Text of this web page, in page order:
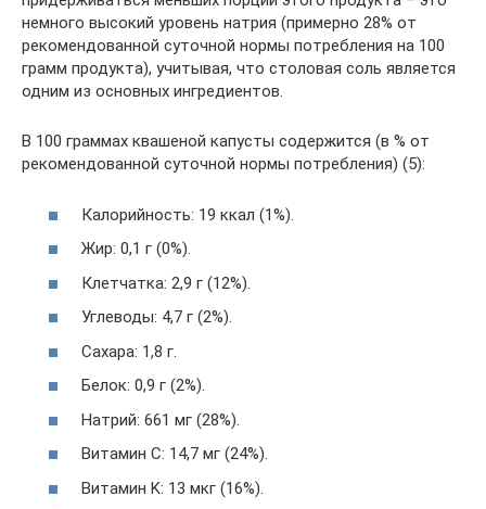
немного высокий уровень натрия (примерно 28% от
рекомендованной суточной нормы потребления на 100
грамм продукта), учитывая, что столовая соль является
одним из основных ингредиентов.
В 100 граммах квашеной капусты содержится (в % от
рекомендованной суточной нормы потребления) (5):
Калорийность: 19 ккал (1%).
Жир: 0,1 г (0%).
Клетчатка: 2,9 г (12%).
Углеводы: 4,7 г (2%).
Сахара: 1,8 г.
Белок: 0,9 г (2%).
Натрий: 661 мг (28%).
Витамин C: 14,7 мг (24%).
Витамин K: 13 мкг (16%).